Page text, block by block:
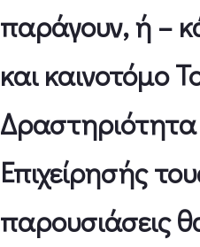
παράγουν, ή –
και καινοτόμο
Επιχείρησής
παρουσιάσεις